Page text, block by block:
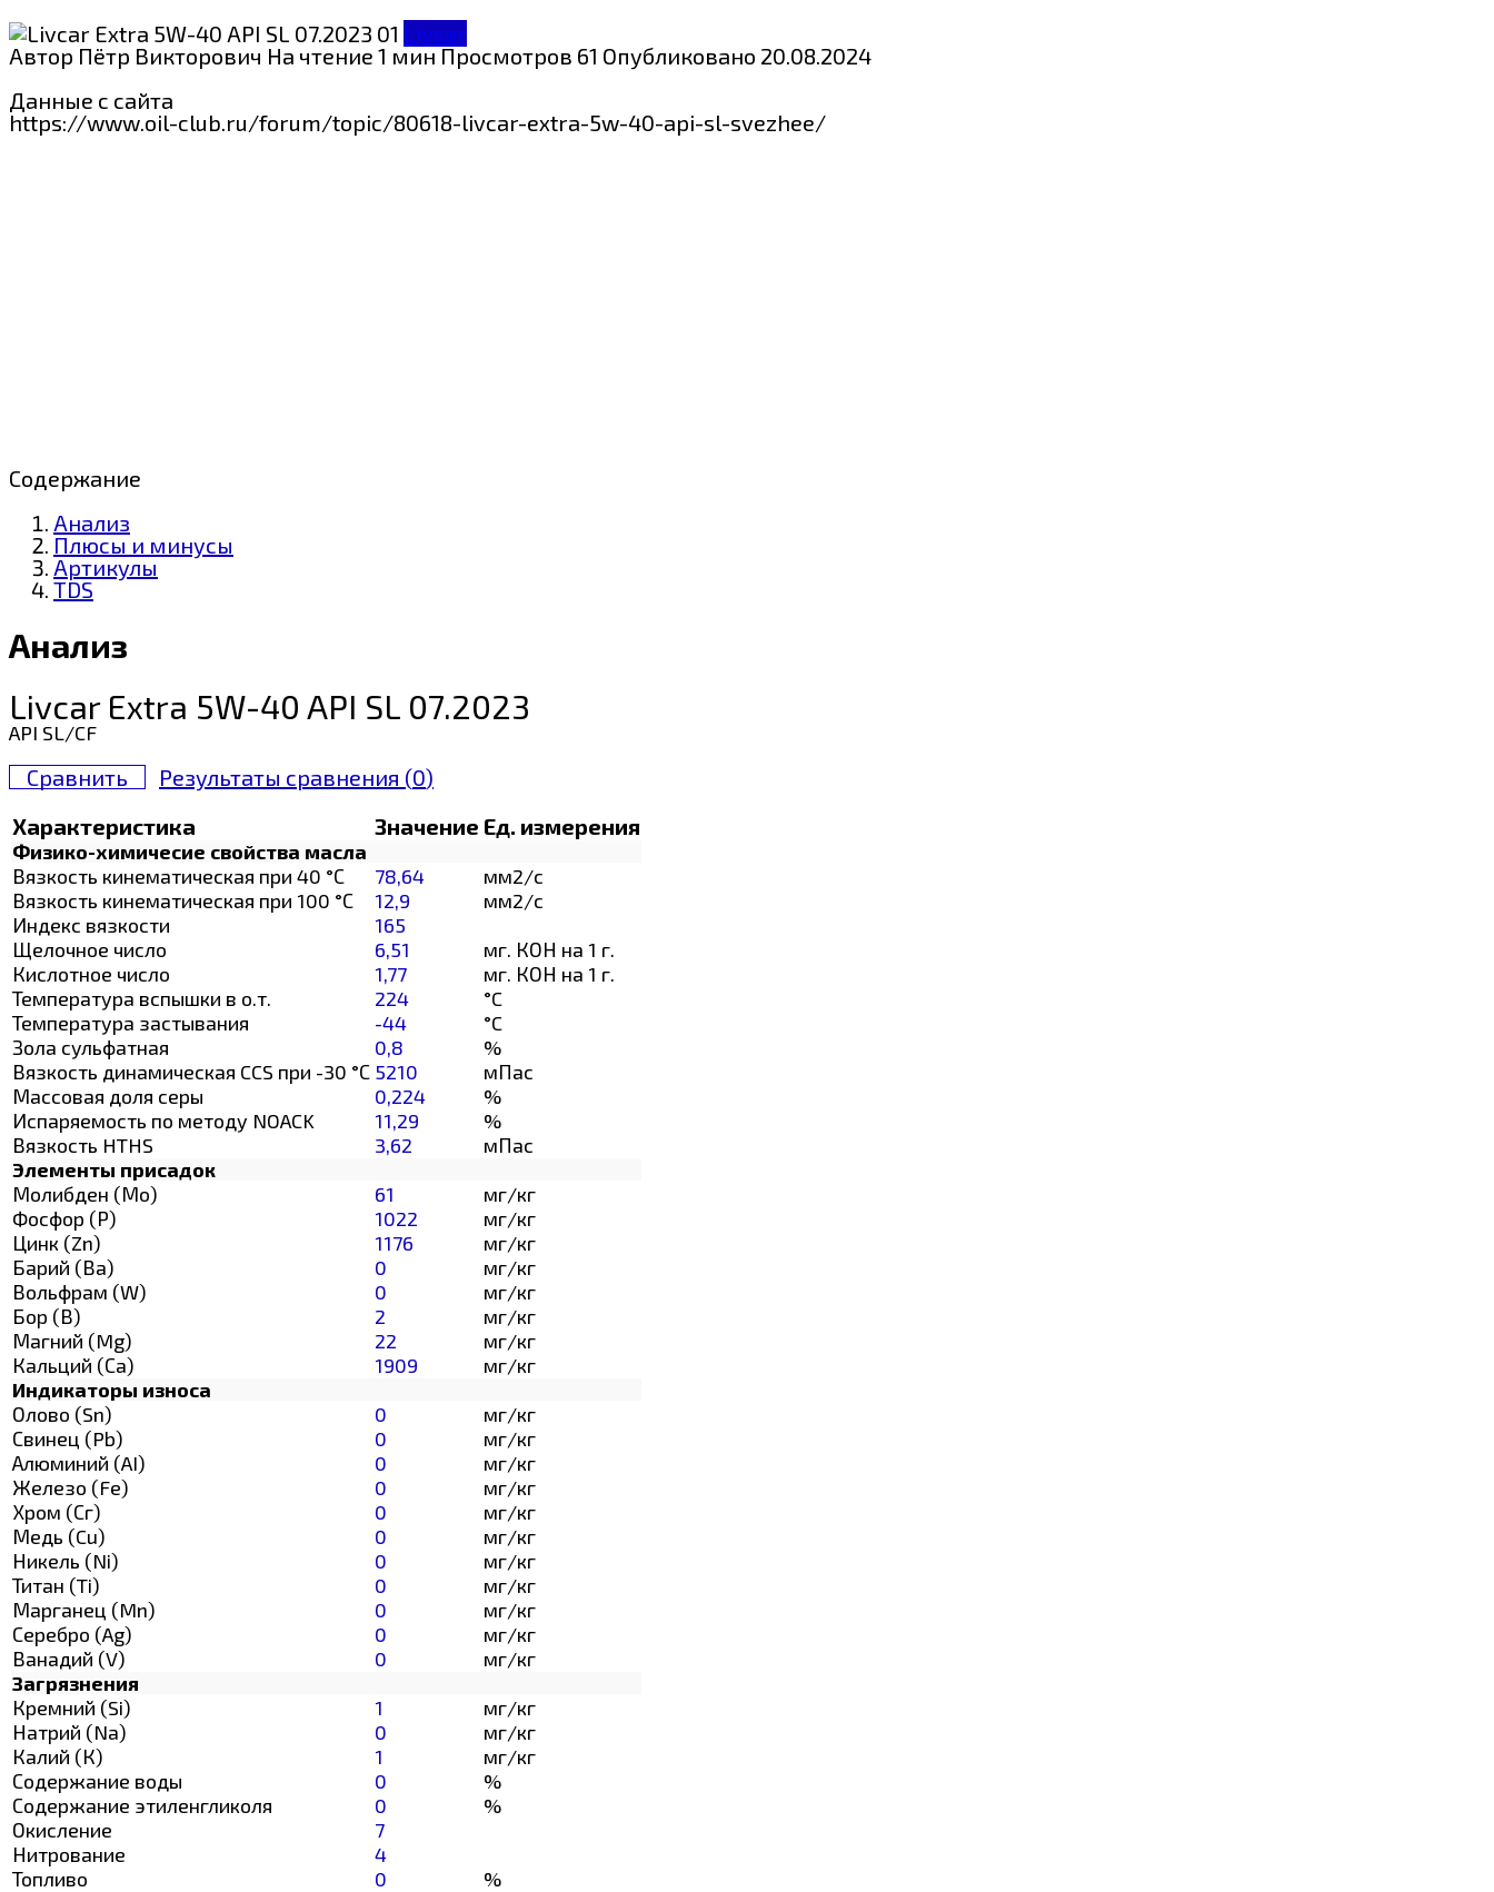
Livcar
Автор Пётр Викторович На чтение 1 минПросмотров 61 Опубликовано 20.08.2024
Данные с сайта
https://www.oil-club.ru/forum/topic/80618-livcar-extra-5w-40-api-sl-svezhee/
Содержание
Анализ
Плюсы и минусы
Артикулы
TDS
Анализ
Livcar Extra 5W-40 API SL 07.2023
API SL/CF
Сравнить Результаты сравнения (0)
Характеристика
Значение Ед. измерения
Физико-химичесие свойства масла
Вязкость кинематическая при 40 °С
78,64
мм2/с
Вязкость кинематическая при 100 °С
12,9
мм2/с
Индекс вязкости
165
Щелочное число
6,51
мг. КОН на 1 г.
Кислотное число
1,77
мг. КОН на 1 г.
Температура вспышки в о.т.
224
°C
Температура застывания
-44
°C
Зола сульфатная
0,8
%
Вязкость динамическая CCS при -30 °С 5210
мПас
Массовая доля серы
0,224
%
Испаряемость по методу NOACK
11,29
%
Вязкость HTHS
3,62
мПас
Элементы присадок
Молибден (Мо)
61
мг/кг
Фосфор (Р)
1022
мг/кг
Цинк (Zn)
1176
мг/кг
Барий (Ва)
0
мг/кг
Вольфрам (W)
0
мг/кг
Бор (В)
2
мг/кг
Магний (Mg)
22
мг/кг
Кальций (Са)
1909
мг/кг
Индикаторы износа
Олово (Sn)
0
мг/кг
Свинец (Pb)
0
мг/кг
Алюминий (AI)
0
мг/кг
Железо (Fe)
0
мг/кг
Хром (Сг)
0
мг/кг
Медь (Cu)
0
мг/кг
Никель (Ni)
0
мг/кг
Титан (Ti)
0
мг/кг
Марганец (Mn)
0
мг/кг
Серебро (Ag)
0
мг/кг
Ванадий (V)
0
мг/кг
Загрязнения
Кремний (Si)
1
мг/кг
Натрий (Na)
0
мг/кг
Калий (К)
1
мг/кг
Содержание воды
0
%
Содержание этиленгликоля
0
%
Окисление
7
Нитрование
4
Топливо
0 %